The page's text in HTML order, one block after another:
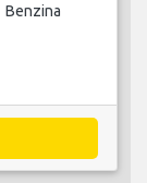
Benzina